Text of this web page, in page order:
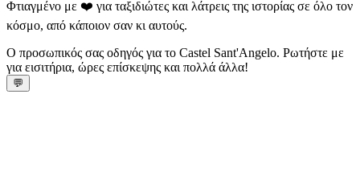
Φτιαγμένο με ❤️ για ταξιδιώτες και λάτρεις της ιστορίας σε όλο τον
κόσμο, από κάποιον σαν κι αυτούς.
Ο προσωπικός σας οδηγός για το Castel Sant'Angelo. Ρωτήστε με
για εισιτήρια, ώρες επίσκεψης και πολλά άλλα!
💬